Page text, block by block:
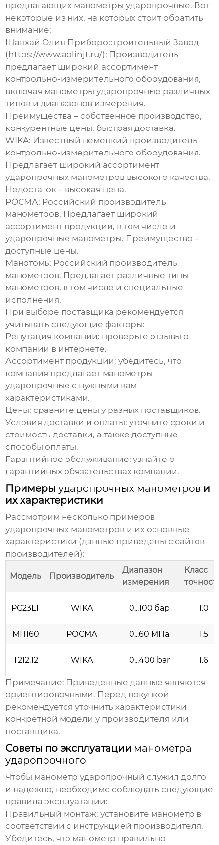
предлагающих манометры ударопрочные. Вот
некоторые из них, на которых стоит обратить
внимание:
Шанхай Олин Приборостроительный Завод
( https://www.aolinjt.ru/): Производитель
предлагает широкий ассортимент
контрольно-измерительного оборудования,
включая манометры ударопрочные различных
типов и диапазонов измерения.
Преимущества – собственное производство,
конкурентные цены, быстрая доставка.
WIKA: Известный немецкий производитель
контрольно-измерительного оборудования.
Предлагает широкий ассортимент
ударопрочных манометров высокого качества.
Недостаток – высокая цена.
РОСМА: Российский производитель
манометров. Предлагает широкий
ассортимент продукции, в том числе и
ударопрочные манометры. Преимущество –
доступные цены.
Манотомь: Российский производитель
манометров. Предлагает различные типы
манометров, в том числе и специальные
исполнения.
При выборе поставщика рекомендуется
учитывать следующие факторы:
Репутация компании: проверьте отзывы о
компании в интернете.
Ассортимент продукции: убедитесь, что
компания предлагает манометры
ударопрочные с нужными вам
характеристиками.
Цены: сравните цены у разных поставщиков.
Условия доставки и оплаты: уточните сроки и
стоимость доставки, а также доступные
способы оплаты.
Гарантийное обслуживание: узнайте о
гарантийных обязательствах компании.
Примерыударопрочных манометров и
их характеристики
Рассмотрим несколько примеров
ударопрочных манометров и их основные
характеристики (данные приведены с сайтов
производителей):
Модель Производитель
Диапазон
измерения
Класс
PG23LT WIKA 0...100 бар 1.0
МП160 РОСМА 0...60 МПа 1.5
T212.12 WIKA 0...400 bar 1.6
Примечание: Приведенные данные являются
ориентировочными. Перед покупкой
рекомендуется уточнить характеристики
конкретной модели у производителя или
поставщика.
Советы по эксплуатации манометра
ударопрочного
Чтобы манометр ударопрочный служил долго
и надежно, необходимо соблюдать следующие
правила эксплуатации:
Правильный монтаж: установите манометр в
соответствии с инструкцией производителя.
Убедитесь, что манометр правильно